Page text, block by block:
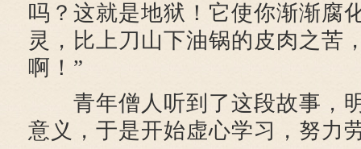
吗？这就是地狱！它使你渐渐腐
灵，比上刀山下油锅的皮肉之苦
啊！”
青年僧人听到了这段故事，
意义，于是开始虚心学习，努力